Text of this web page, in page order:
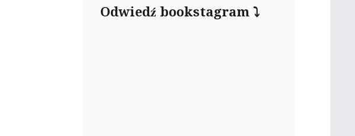
Odwiedź bookstagram ⤵